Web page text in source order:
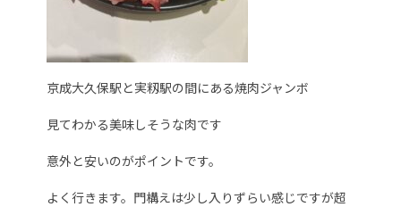
京成大久保駅と実籾駅の間にある焼肉ジャンボ
見てわかる美味しそうな肉です
意外と安いのがポイントです。
よく行きます。門構えは少し入りずらい感じですが超